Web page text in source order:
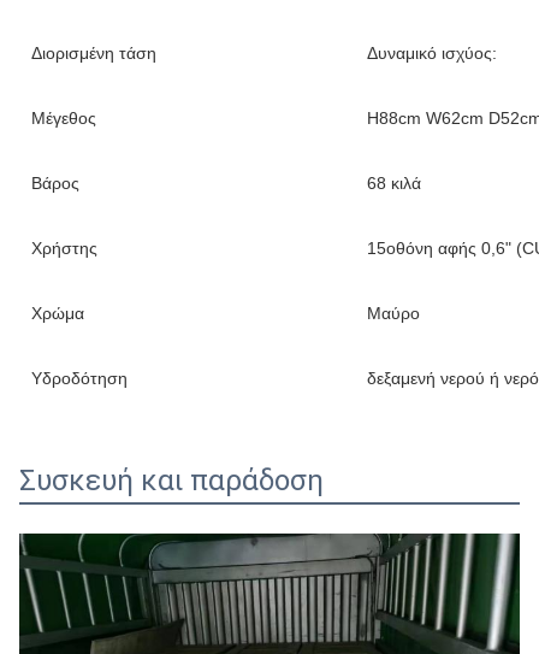
Διορισμένη τάση Δυναμικό ισχύος:
Μέγεθος H88cm W62cm
Βάρος 68 κιλά
Χρήστης 15οθόνη αφής 0,6"
Χρώμα Μαύρο
Υδροδότηση δεξαμενή νερού ή
Συσκευή και παράδοση